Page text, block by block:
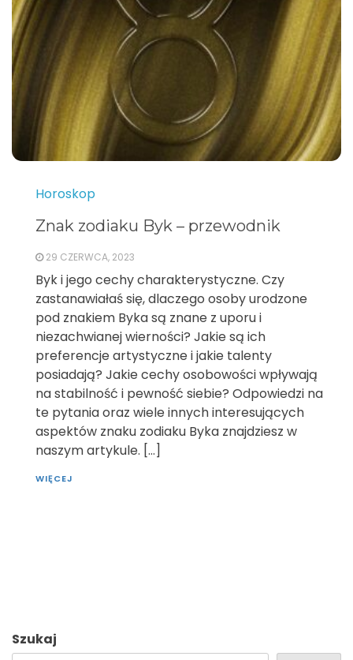
Horoskop
Znak zodiaku Byk – przewodnik
29 CZERWCA, 2023
Byk i jego cechy charakterystyczne. Czy
zastanawiałaś się, dlaczego osoby urodzone
pod znakiem Byka są znane z uporu i
niezachwianej wierności? Jakie są ich
preferencje artystyczne i jakie talenty
posiadają? Jakie cechy osobowości wpływają
na stabilność i pewność siebie? Odpowiedzi na
te pytania oraz wiele innych interesujących
aspektów znaku zodiaku Byka znajdziesz w
naszym artykule. […]
WIĘCEJ
Szukaj